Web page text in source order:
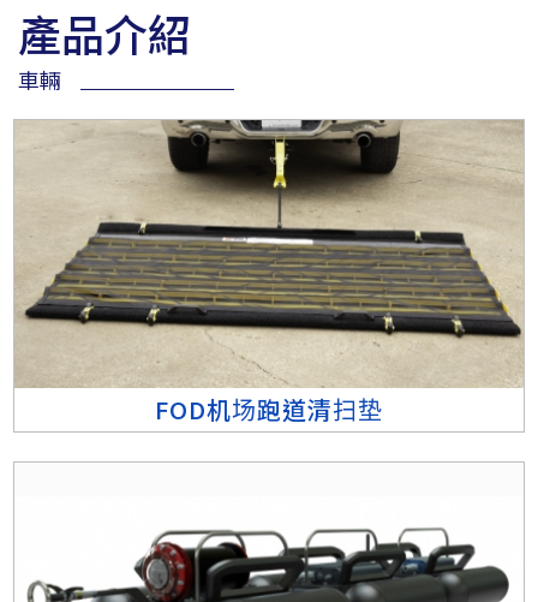
產品介紹
車輛
FOD机场跑道清扫垫